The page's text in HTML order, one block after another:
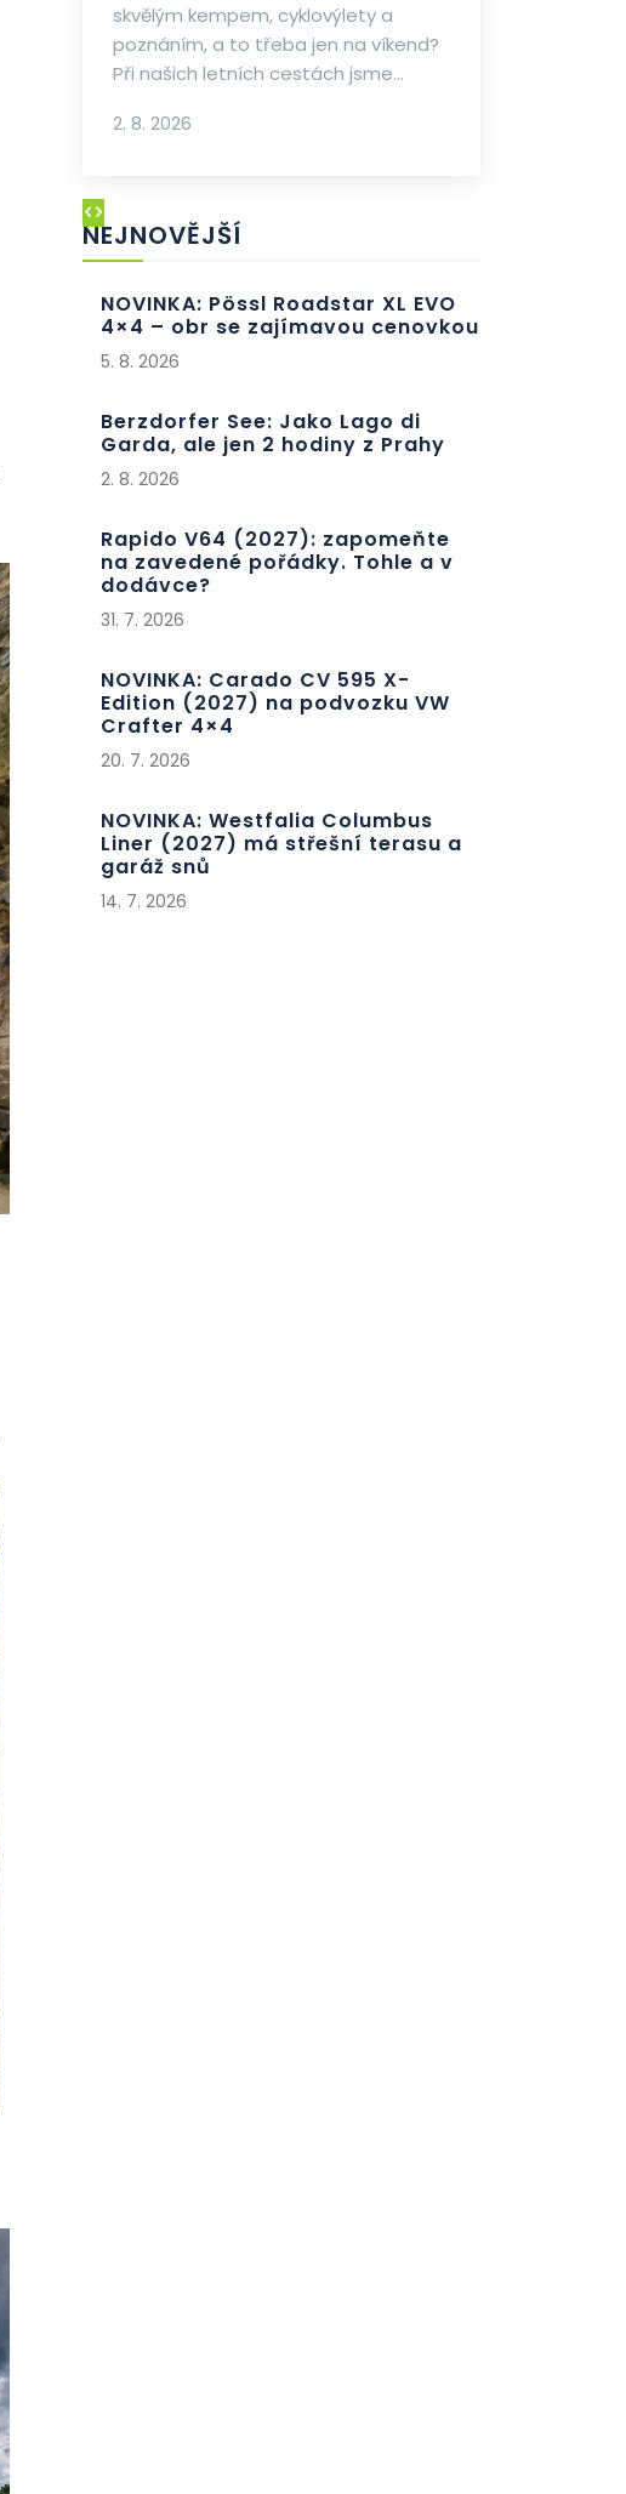
skvělým kempem, cyklovýlety a
poznáním, a to třeba jen na víkend?
Při našich letních cestách jsme...
2. 8. 2026
NEJNOVĚJŠÍ
NOVINKA: Pössl Roadstar XL EVO
4×4 – obr se zajímavou cenovkou
5. 8. 2026
Berzdorfer See: Jako Lago di
Garda, ale jen 2 hodiny z Prahy
2. 8. 2026
Rapido V64 (2027): zapomeňte
na zavedené pořádky. Tohle a v
dodávce?
31. 7. 2026
NOVINKA: Carado CV 595 X-
Edition (2027) na podvozku VW
Crafter 4×4
20. 7. 2026
NOVINKA: Westfalia Columbus
Liner (2027) má střešní terasu a
garáž snů
14. 7. 2026